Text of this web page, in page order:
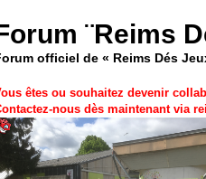
¨Reims
officiel de « Reims Dés
êtes ou souhaitez devenir
nous dès maintenant via